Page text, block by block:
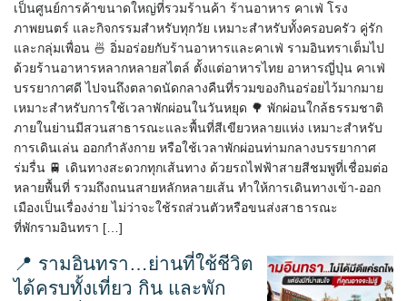
เป็นศูนย์การค้าขนาดใหญ่ที่รวมร้านค้า ร้านอาหาร คาเฟ่ โรง
ภาพยนตร์ และกิจกรรมสำหรับทุกวัย เหมาะสำหรับทั้งครอบครัว คู่รัก
และกลุ่มเพื่อน 🍜 อิ่มอร่อยกับร้านอาหารและคาเฟ่ รามอินทราเต็มไป
ด้วยร้านอาหารหลากหลายสไตล์ ตั้งแต่อาหารไทย อาหารญี่ปุ่น คาเฟ่
บรรยากาศดี ไปจนถึงตลาดนัดกลางคืนที่รวมของกินอร่อยไว้มากมาย
เหมาะสำหรับการใช้เวลาพักผ่อนในวันหยุด 🌳 พักผ่อนใกล้ธรรมชาติ
ภายในย่านมีสวนสาธารณะและพื้นที่สีเขียวหลายแห่ง เหมาะสำหรับ
การเดินเล่น ออกกำลังกาย หรือใช้เวลาพักผ่อนท่ามกลางบรรยากาศ
ร่มรื่น 🚆 เดินทางสะดวกทุกเส้นทาง ด้วยรถไฟฟ้าสายสีชมพูที่เชื่อมต่อ
หลายพื้นที่ รวมถึงถนนสายหลักหลายเส้น ทำให้การเดินทางเข้า-ออก
เมืองเป็นเรื่องง่าย ไม่ว่าจะใช้รถส่วนตัวหรือขนส่งสาธารณะ
ที่พักรามอินทรา […]
📍 รามอินทรา…ย่านที่ใช้ชีวิต
ได้ครบทั้งเที่ยว กิน และพัก